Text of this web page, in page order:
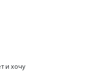
и хочу